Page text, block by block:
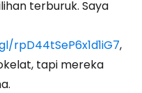
terburuk. Saya
rpD44tSeP6x1d1iG7,
tapi mereka